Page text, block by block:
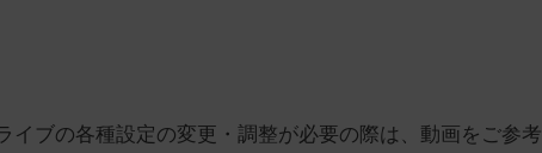
イブの各種設定の変更・調整が必要の際は、動画をご参考